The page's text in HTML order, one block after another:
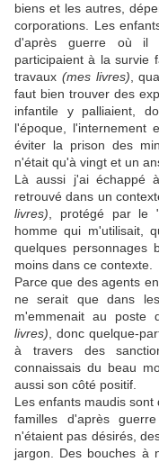
biens et les autres,
corporations. Les
d'après guerre où il
participaient à la survie
travaux (mes livres) ,
faut bien trouver des
infantile y palliaient,
l'époque, l'internement
éviter la prison des
n'était qu'à vingt et un
Là aussi j'ai échappé
retrouvé dans un
livres) , protégé par le
homme qui m'utilisait,
quelques personnages
moins dans ce contexte.
Parce que des agents
ne serait que dans
m'emmenait au poste
livres) , donc quelque-
à travers des
connaissais du beau
aussi son côté positif.
Les enfants maudis
familles d'après
n'étaient pas désirés,
jargon. Des bouches à